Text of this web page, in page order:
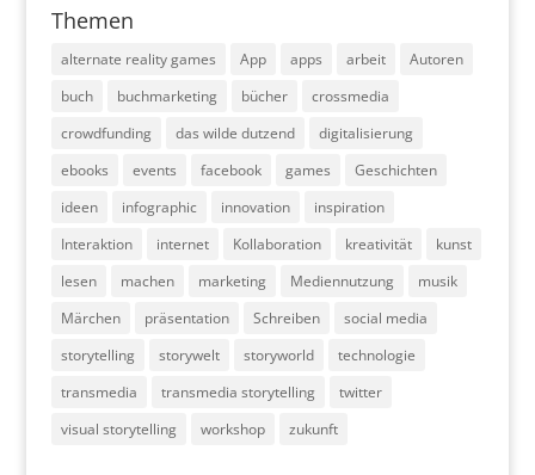
Themen
alternate reality games App apps arbeit
Autoren
buch
buchmarketing bücher
crossmedia
crowdfunding
das wilde dutzend
digitalisierung
ebooks
events facebook games
Geschichten
ideen
infographic innovation
inspiration
Interaktion
internet Kollaboration kreativität
kunst
lesen
machen marketing Mediennutzung
musik
Märchen
präsentation Schreiben
social media
storytelling
storywelt storyworld
technologie
transmedia
transmedia storytelling
twitter
visual storytelling
workshop zukunft